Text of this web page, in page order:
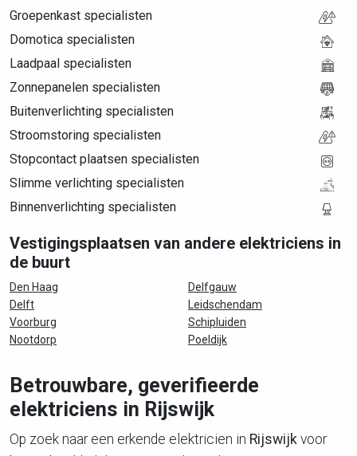
Groepenkast specialisten
Domotica specialisten
Laadpaal specialisten
Zonnepanelen specialisten
Buitenverlichting specialisten
Stroomstoring specialisten
Stopcontact plaatsen specialisten
Slimme verlichting specialisten
Binnenverlichting specialisten
Vestigingsplaatsen van andere elektriciens in
de buurt
Den Haag
Delft
Voorburg
Nootdorp
Delfgauw
Leidschendam
Schipluiden
Poeldijk
Betrouwbare, geverifieerde
elektriciens in Rijswijk
Op zoek naar een erkende elektricien in Rijswijk voor